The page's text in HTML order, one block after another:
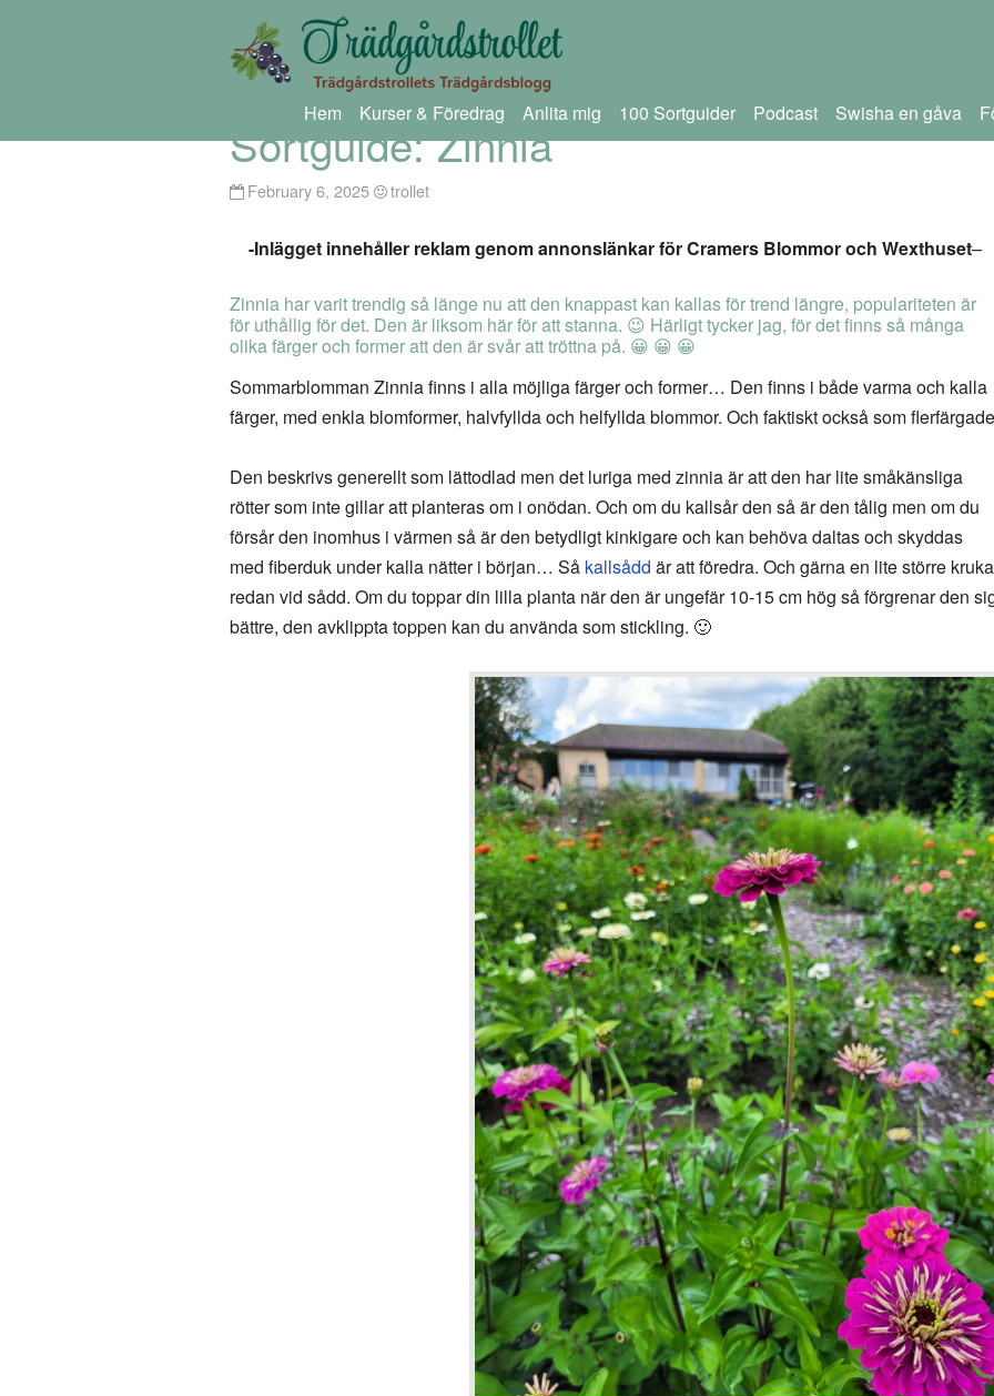
Hem Kurser & Föredrag Anlita mig 100 Sortguider Podcast Swisha en gåva
Sortguide: Zinnia
February 6, 2025 trollet
-Inlägget innehåller reklam genom annonslänkar för Cramers Blommor och Wexthuset–
Zinnia har varit trendig så länge nu att den knappast kan kallas för trend längre, populariteten är
för uthållig för det. Den är liksom här för att stanna. 😉 Härligt tycker jag, för det finns så många
olika färger och former att den är svår att tröttna på. 😀 😀 😀
Sommarblomman Zinnia finns i alla möjliga färger och former… Den finns i både varma och kalla
färger, med enkla blomformer, halvfyllda och helfyllda blommor. Och faktiskt också som
Den beskrivs generellt som lättodlad men det luriga med zinnia är att den har lite småkänsliga
rötter som inte gillar att planteras om i onödan. Och om du kallsår den så är den tålig men om du
försår den inomhus i värmen så är den betydligt kinkigare och kan behöva daltas och skyddas
med fiberduk under kalla nätter i början… Så kallsådd är att föredra. Och gärna en lite större kruka
redan vid sådd. Om du toppar din lilla planta när den är ungefär 10-15 cm hög så förgrenar den
bättre, den avklippta toppen kan du använda som stickling. 🙂